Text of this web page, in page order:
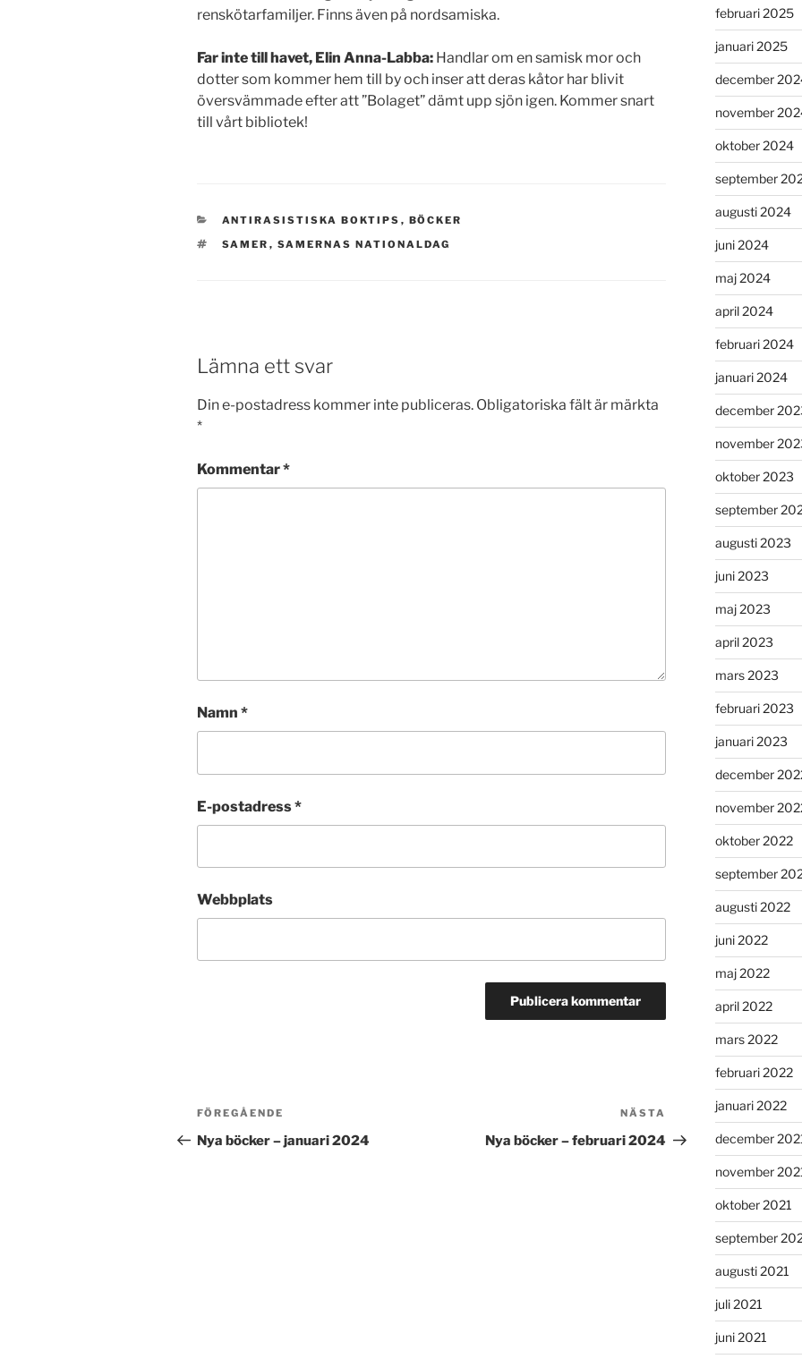
renskötarfamiljer. Finns även på nordsamiska.
Far inte till havet, Elin Anna-Labba: Handlar om en samisk mor och
dotter som kommer hem till by och inser att deras kåtor har blivit
översvämmade efter att ”Bolaget” dämt upp sjön igen. Kommer snart
till vårt bibliotek!
KATEGORIER
ANTIRASISTISKA BOKTIPS , BÖCKER
TAGGAR
SAMER , SAMERNAS NATIONALDAG
Lämna ett svar
Din e-postadress kommer inte publiceras. Obligatoriska fält är märkta
*
Kommentar*
Namn *
E-postadress*
Webbplats
Inläggsnavigering
Föregående
inlägg
FÖREGÅENDE
Nya böcker – januari 2024
inlägg
NÄSTA
Nya böcker – februari 2024
februari 2025
januari 2025
december
november
oktober 2024
september
augusti 2024
juni 2024
maj 2024
april 2024
februari 2024
januari 2024
december
november
oktober 2023
september
augusti 2023
juni 2023
maj 2023
april 2023
mars 2023
februari 2023
januari 2023
december
november
oktober 2022
september
augusti 2022
juni 2022
maj 2022
april 2022
mars 2022
februari 2022
januari 2022
december
november
oktober 2021
september
augusti 2021
juli 2021
juni 2021